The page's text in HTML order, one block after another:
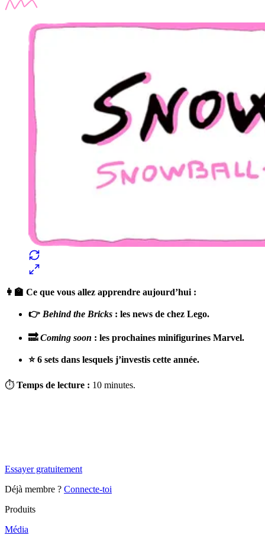
👩‍🏫 Ce que vous allez apprendre aujourd’hui :
👉 Behind the Bricks : les news de chez Lego.
🔜Coming soon : les prochaines minifigurines Marvel.
⭐️ 6 sets dans lesquels j’investis cette année.
⏱ Temps de lecture : 10 minutes.
Essayer gratuitement
Déjà membre ? Connecte-toi
Produits
Média